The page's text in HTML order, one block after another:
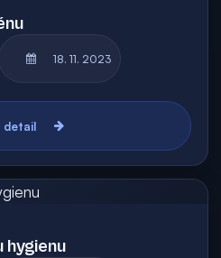
18. 11. 2023
detail
hygienu